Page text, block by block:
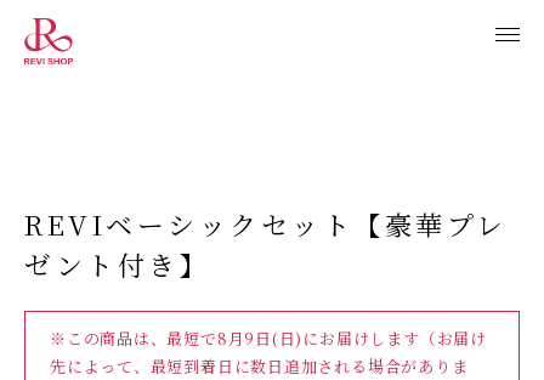
REVIベーシックセット【豪華プレ
ゼント付き】
※この商品は、最短で8月9日(日) にお届けします（お届け
先によって、最短到着日に数日追加される場合がありま